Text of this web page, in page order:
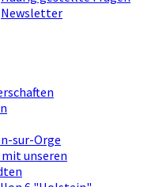
Newsletter
sur-Orge
unseren